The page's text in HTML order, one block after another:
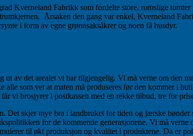
Kverneland Fabrikk som fordelte store, romslige
Årsaken den gang var enkel, Kverneland
i form av egne grønnsaksåkrer og noen få husdyr.
av det arealet vi har tilgjengelig. Vi må verne om den
som vet at maten må produseres før den kommer i
vi brosjyrer i postkassen med en rekke tilbud, tre for
skjer mye bra i landbruket for tiden og jærske bønder
for de kommende generasjonene. Vi må
til økt produksjon og kvalitet i produktene. Da er